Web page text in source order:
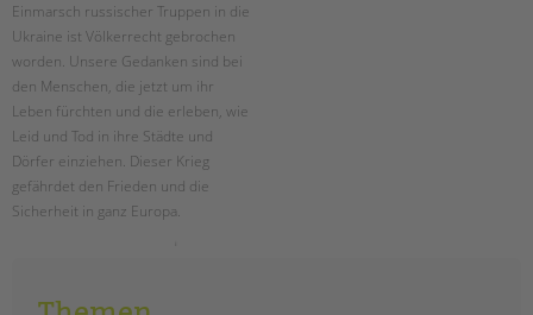
EINGLIEDERUNGSHILFE
BETREUTES WOHNEN
TANDEM BTL AKADEMIE
Zertfikatskurse
Seminarkalender
STADTTEILARBEIT
Einmarsch russischer Truppen in die
Ukraine ist Völkerrecht gebrochen
worden. Unsere Gedanken sind bei
den Menschen, die jetzt um ihr
Leben fürchten und die erleben, wie
Leid und Tod in ihre Städte und
Dörfer einziehen. Dieser Krieg
gefährdet den Frieden und die
Sicherheit in ganz Europa.